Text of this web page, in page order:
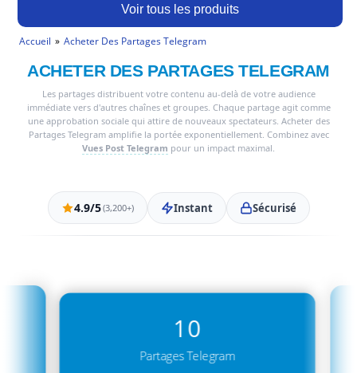
Voir tous les produits
Accueil Acheter Des Partages Telegram
ACHETER DES PARTAGES TELEGRAM
Les partages distribuent votre contenu au-delà de votre audience
immédiate vers d'autres chaînes et groupes. Chaque partage agit comme
une approbation sociale qui attire de nouveaux spectateurs. Acheter des
Partages Telegram amplifie la portée exponentiellement. Combinez avec
Vues Post Telegram pour un impact maximal.
4.9/5(3,200+) Instant Sécurisé
10
Partages Telegram